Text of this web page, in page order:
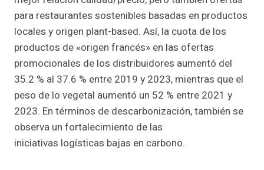
para restaurantes sostenibles basadas en productos
locales y origen plant-based. Así, la cuota de los
productos de «origen francés» en las ofertas
promocionales de los distribuidores aumentó del
35.2 % al 37.6 % entre 2019 y 2023, mientras que el
peso de lo vegetal aumentó un 52 % entre 2021 y
2023. En términos de descarbonización, también se
observa un fortalecimiento de las
iniciativas logísticas bajas en carbono.